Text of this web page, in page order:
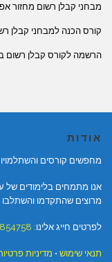
מבחני קבלן רשום מחזור
קורס הכנה למבחני קבלן
הרשמה לקורס קבלן רשום
אודות
מחפשים קורסים
אנו מתמחים בלימודים של
מרוצים שהתקדמו והשתלבו
לפרטים חייג אלינו:
תנאי שימוש • מדיניות